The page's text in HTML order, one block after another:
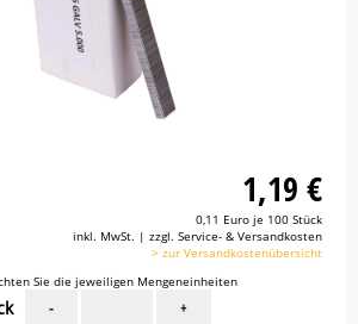
1,19 €
0,11 Euro je 100 Stück
inkl. MwSt. | zzgl. Service- & Versandkosten
> zur Versandkostenübersicht
Sie die jeweiligen Mengeneinheiten
- +